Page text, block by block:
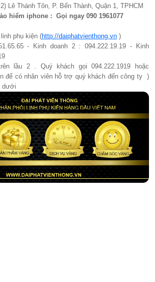
Lê Thánh Tôn, P. Bến Thành, Quận 1, TPHCM
hiểm iphone : Gọi ngay 090 1961077​
phụ kiện (http://daiphatvienthong.vn )
- Kinh doanh 2 : 094.222.19.19 - Kinh
lầu 2 . Quý khách gọi 094.222.1919 hoặc
để có nhân viên hỗ trợ quý khách đến công ty )
dưới